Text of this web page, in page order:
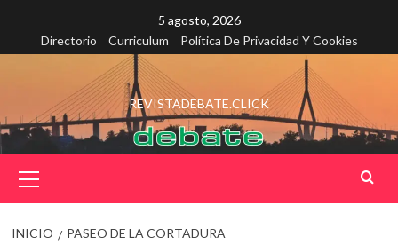
contenido
5 agosto, 2026
Directorio
Curriculum Política De Privacidad Y Cookies
REVISTADEBATE.CLICK
principal
INICIO PASEO DE LA CORTADURA